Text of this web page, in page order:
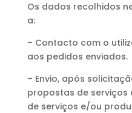
Os dados recolhidos
a:
– Contacto com o
aos pedidos enviados.
– Envio, após
propostas de
de serviços e/ou